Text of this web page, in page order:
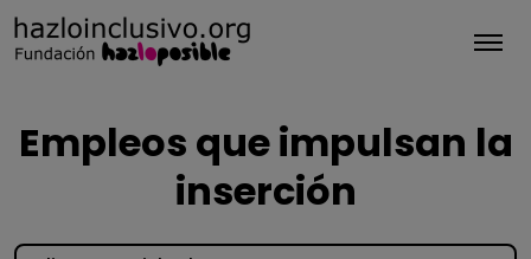
Empleos que impulsan la
inserción